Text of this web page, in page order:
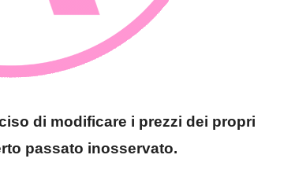
di modificare i prezzi dei propri
passato inosservato.